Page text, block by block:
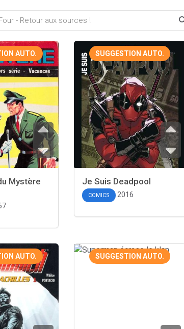
AUTO.
Mystère
SUGGESTION AUTO.
Je Suis Deadpool
COMICS 2016
AUTO. SUGGESTION AUTO.